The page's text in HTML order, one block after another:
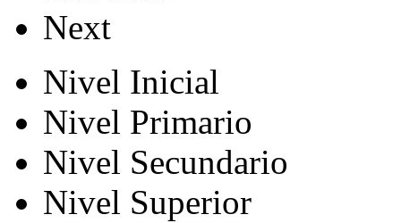
Next
Nivel Inicial
Nivel Primario
Nivel Secundario
Nivel Superior